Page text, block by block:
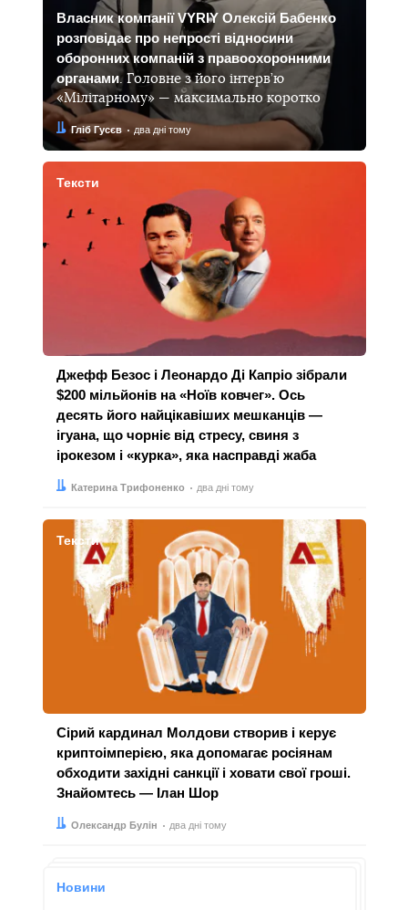
Власник компанії VYRIY Олексій Бабенко
розповідає про непрості відносини
оборонних компаній з правоохоронними
органами. Головне з його інтерв’ю
«Мілітарному» — максимально коротко
Автор:
Гліб Гусєв
Дата: два дні тому
Тексти
Джефф Безос і Леонардо Ді Капріо зібрали
$200 мільйонів на «Ноїв ковчег». Ось
десять його найцікавіших мешканців —
ігуана, що чорніє від стресу, свиня з
ірокезом і «курка», яка насправді жаба
Автор:
Катерина Трифоненко
Дата: два дні тому
Тексти
Сірий кардинал Молдови створив і керує
криптоімперією, яка допомагає росіянам
обходити західні санкції і ховати свої гроші.
Знайомтесь — Ілан Шор
Автор:
Олександр Булін
Дата: два дні тому
Новини